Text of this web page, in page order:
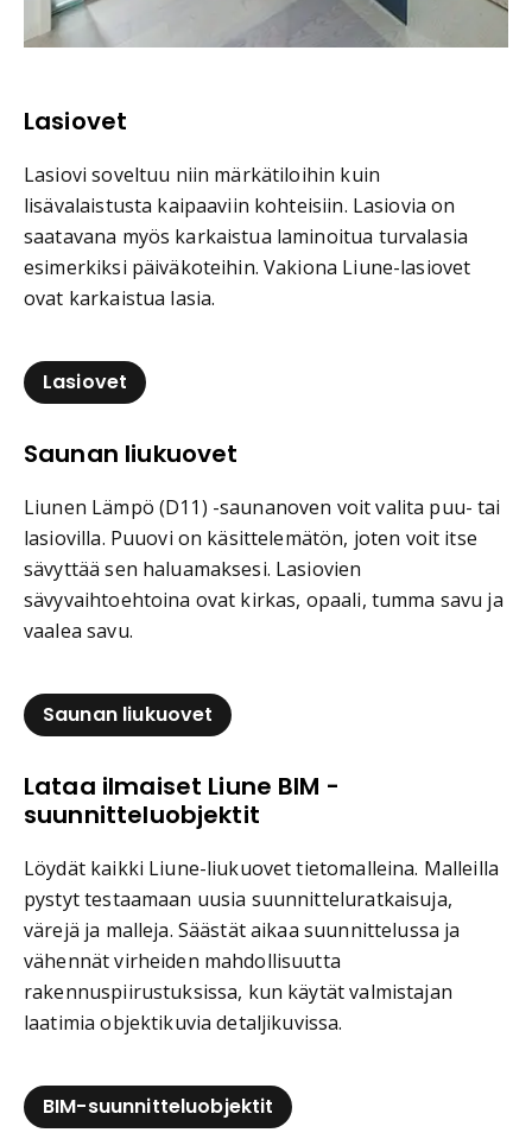
Lasiovet
Lasiovi soveltuu niin märkätiloihin kuin
lisävalaistusta kaipaaviin kohteisiin. Lasiovia on
saatavana myös karkaistua laminoitua turvalasia
esimerkiksi päiväkoteihin. Vakiona Liune-lasiovet
ovat karkaistua lasia.
Lasiovet
Saunan liukuovet
Liunen Lämpö (D11) -saunanoven voit valita puu- tai
lasiovilla. Puuovi on käsittelemätön, joten voit itse
sävyttää sen haluamaksesi. Lasiovien
sävyvaihtoehtoina ovat kirkas, opaali, tumma savu ja
vaalea savu.
Saunan liukuovet
Lataa ilmaiset Liune BIM -
suunnitteluobjektit
Löydät kaikki Liune-liukuovet tietomalleina. Malleilla
pystyt testaamaan uusia suunnitteluratkaisuja,
värejä ja malleja. Säästät aikaa suunnittelussa ja
vähennät virheiden mahdollisuutta
rakennuspiirustuksissa, kun käytät valmistajan
laatimia objektikuvia detaljikuvissa.
BIM-suunnitteluobjektit